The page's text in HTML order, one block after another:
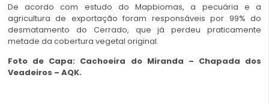
De acordo com estudo do Mapbiomas, a pecuária e a
agricultura de exportação foram responsáveis por 99% do
desmatamento do Cerrado, que já perdeu praticamente
metade da cobertura vegetal original.
Foto de Capa: Cachoeira do Miranda – Chapada dos
Veadeiros – AQK.